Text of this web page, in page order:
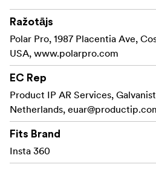
1gab ND16/PL
1gab ND32/PL
1gab filtru uzglabāšanas
1gab Mikrošķiedras
Ražotājs
Polar Pro, 1987 Placentia Ave,
USA, www.polarpro.com
EC Rep
Product IP AR Services,
Netherlands,
Fits Brand
Insta 360